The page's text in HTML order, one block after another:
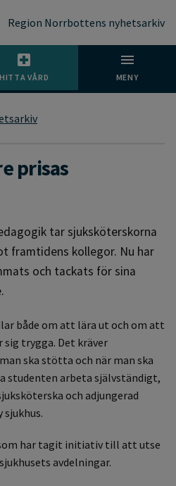
Region Norrbottens nyhetsarkiv
HITTA VÅRD MENY
prisas
tar sjuksköterskorna
framtidens kollegor. Nu har
och tackats för sina
både om att lära ut och om att
trygga. Det kräver
ska stötta och när man ska
studenten arbeta självständigt,
och adjungerad
sjukhus.
har tagit initiativ till att utse
avdelningar.